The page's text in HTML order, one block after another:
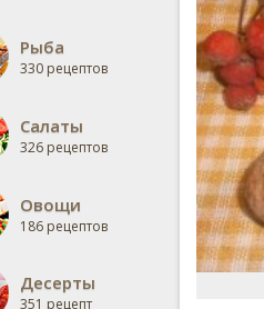
Рыба
330 рецептов
Салаты
326 рецептов
Овощи
186 рецептов
Десерты
351 рецепт